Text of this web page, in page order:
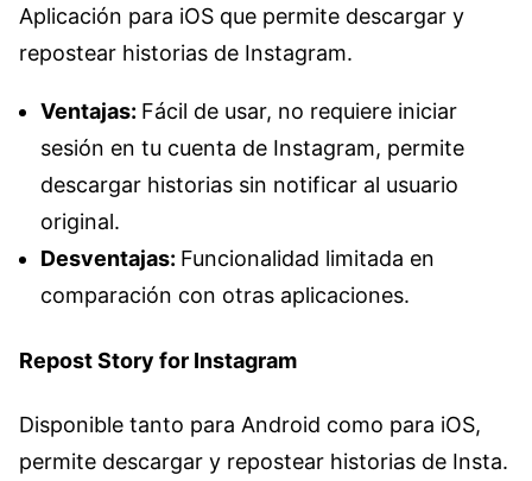
Aplicación para iOS que permite descargar y
repostear historias de Instagram.
Ventajas: Fácil de usar, no requiere iniciar
sesión en tu cuenta de Instagram, permite
descargar historias sin notificar al usuario
original.
Desventajas: Funcionalidad limitada en
comparación con otras aplicaciones.
Repost Story for Instagram
Disponible tanto para Android como para iOS,
permite descargar y repostear historias de Insta.